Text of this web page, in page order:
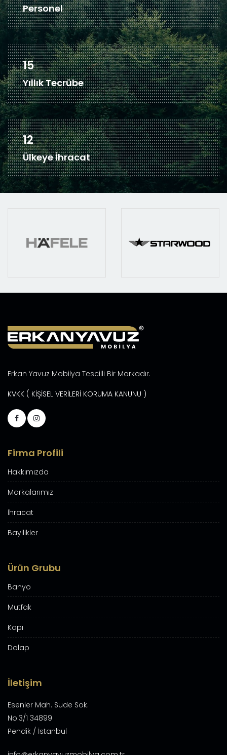
Personel
19
Yıllık Tecrübe
16
Ülkeye İhracat
Erkan Yavuz Mobilya Tescilli Bir Markadır.
KVKK ( KİŞİSEL VERİLERİ KORUMA KANUNU )
Firma Profili
Hakkımızda
Markalarımız
İhracat
Bayilikler
Ürün Grubu
Banyo
Mutfak
Kapı
Dolap
İletişim
Esenler Mah. Sude Sok.
No:3/1 34899
Pendik / İstanbul